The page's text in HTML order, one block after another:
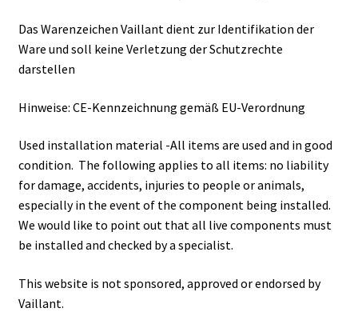
Das Warenzeichen Vaillant dient zur Identifikation der
Ware und soll keine Verletzung der Schutzrechte
darstellen
Hinweise: CE-Kennzeichnung gemäß EU-Verordnung
Used installation material -All items are used and in good
condition. The following applies to all items: no liability
for damage, accidents, injuries to people or animals,
especially in the event of the component being installed.
We would like to point out that all live components must
be installed and checked by a specialist.
This website is not sponsored, approved or endorsed by
Vaillant.